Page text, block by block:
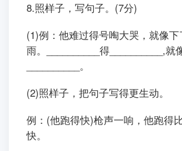
8.照样子，写句子。(7分)
(1)例：他难过得号啕大哭，就像
雨。__________得__________,就
__________。
(2)照样子，把句子写得更生动。
例：(他跑得快)枪声一响，他跑得
快。